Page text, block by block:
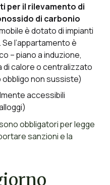
per il rilevamento di
di carbonio
è dotato di impianti
l’appartamento è
– piano a induzione,
di calore o centralizzato
non sussiste)
accessibili
obbligatori per legge
sanzioni e la